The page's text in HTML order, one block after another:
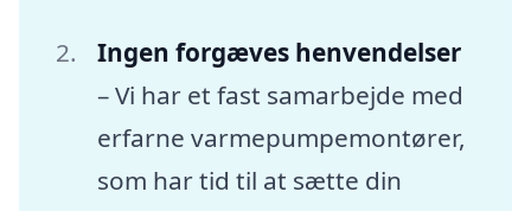
Ingen forgæves henvendelser
– Vi har et fast samarbejde med
erfarne varmepumpemontører,
som har tid til at sætte din